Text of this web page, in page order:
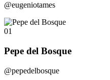
@eugeniotames
01
Pepe del Bosque
@pepedelbosque